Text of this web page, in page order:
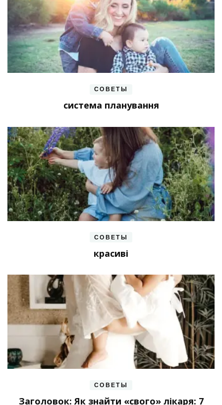
СОВЕТЫ
система планування
СОВЕТЫ
красиві
СОВЕТЫ
Заголовок: Як знайти «свого» лікаря: 7